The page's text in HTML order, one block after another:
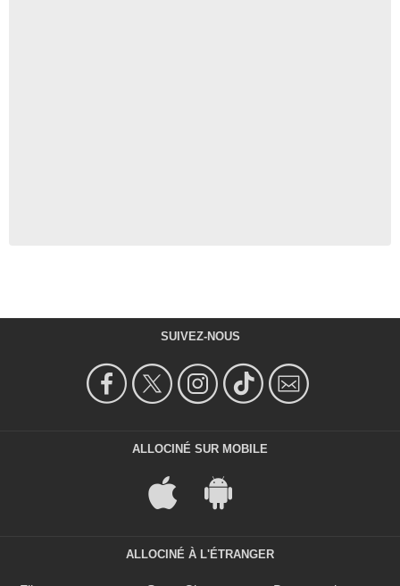
SUIVEZ-NOUS
ALLOCINÉ SUR MOBILE
ALLOCINÉ À L'ÉTRANGER